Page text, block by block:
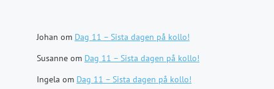
Johan om Dag 11 – Sista dagen på kollo!
Susanne om Dag 11 – Sista dagen på kollo!
Ingela om Dag 11 – Sista dagen på kollo!